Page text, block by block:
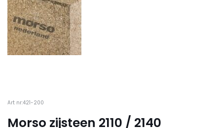
Art nr:421-200
Morso zijsteen 2110 / 2140